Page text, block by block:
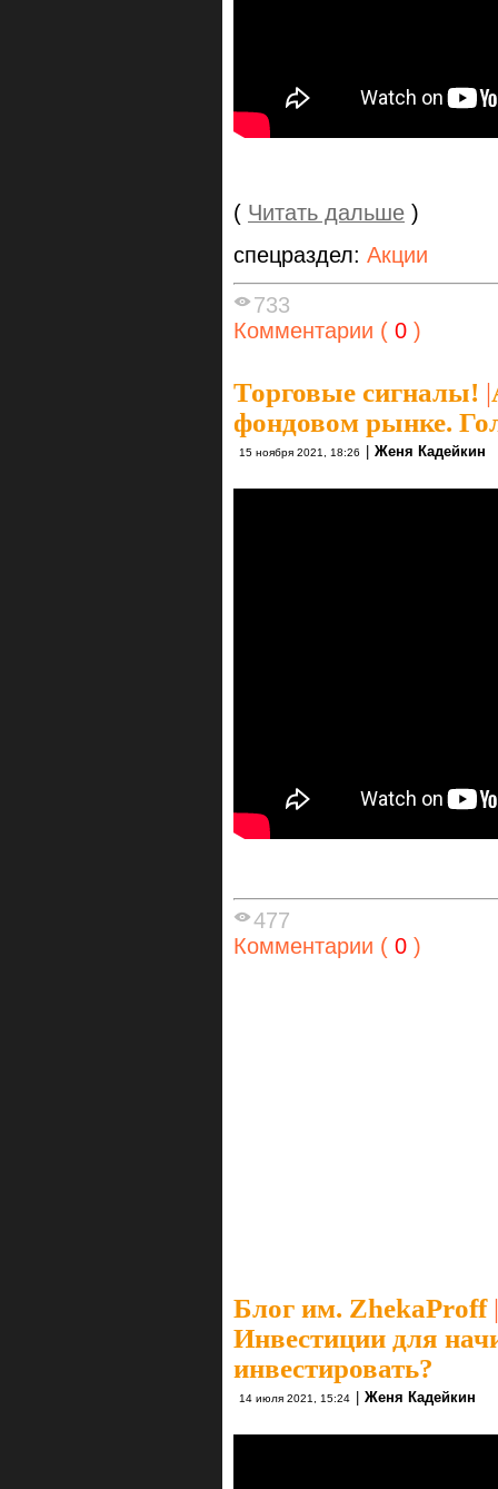
( Читать дальше )
спецраздел: Акции
733
Комментарии ( 0 )
Торговые сигналы! |
фондовом рынке.
15 ноября 2021, 18:26 | Женя Кадейкин
477
Комментарии ( 0 )
Блог им. ZhekaProff|
Инвестиции для
инвестировать?
14 июля 2021, 15:24 Женя Кадейкин